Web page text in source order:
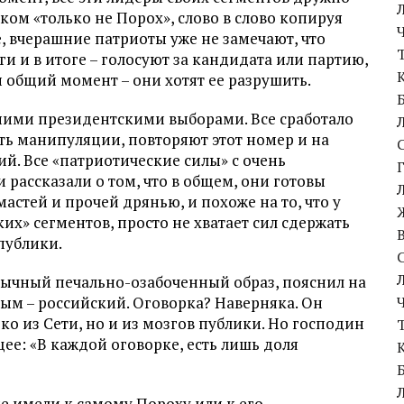
«только не Порох», слово в слово копируя
патриоты уже не замечают, что
и в итоге – голосуют за кандидата или партию,
момент – они хотят ее разрушить.
президентскими выборами. Все сработало
манипуляции, повторяют этот номер и на
Все «патриотические силы» с очень
о том, что в общем, они готовы
и прочей дрянью, и похоже на то, что у
сегментов, просто не хватает сил сдержать
печально-озабоченный образ, пояснил на
– российский. Оговорка? Наверняка. Он
из Сети, но и из мозгов публики. Но господин
«В каждой оговорке, есть лишь доля